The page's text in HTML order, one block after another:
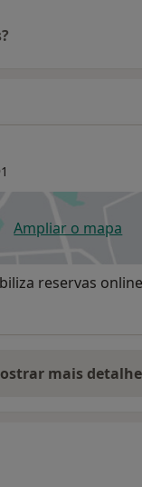
Ampliar o mapa
abre num
reservas
maissobre o